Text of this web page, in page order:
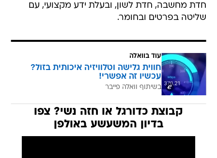
חדת מחשבה, חדת לשון, ובעלת ידע מקצועי, עם
שליטה בפרטים ובחומר.
עוד בוואלה
חווית גלישה וטלוויזיה איכותית בזול?
עכשיו זה אפשרי!
בשיתוף וואלה פייבר
קבוצת כדורגל או חזה נשי? צפו
בדיון המשעשע באולפן